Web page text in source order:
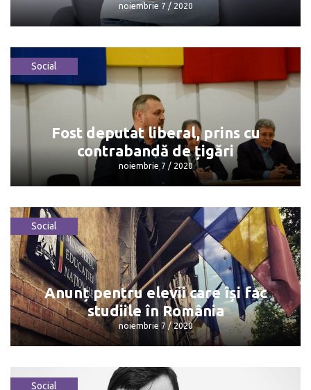
noiembrie 7 / 2020
Cele mai dăunătoare alimente pentru
stomac
noiembrie 7 / 2020
Social
Fost deputat liberal, prins cu
contrabandă de țigări
noiembrie 7 / 2020
Fost deputat liberal, prins cu
contrabandă de țigări
noiembrie 7 / 2020
Social
Anunț pentru elevii care își fac
studiile în România
noiembrie 7 / 2020
Social